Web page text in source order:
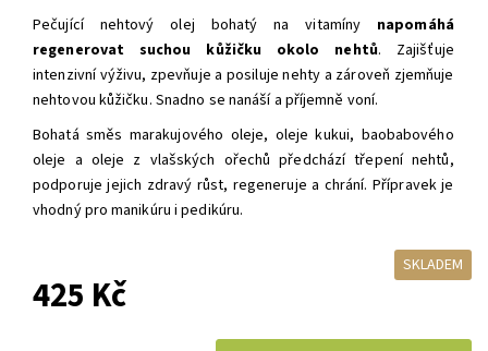
Pečující nehtový olej bohatý na vitamíny napomáhá
regenerovat suchou kůžičku okolo nehtů. Zajišťuje
intenzivní výživu, zpevňuje a posiluje nehty a zároveň zjemňuje
nehtovou kůžičku. Snadno se nanáší a příjemně voní.
Bohatá směs marakujového oleje, oleje kukui, baobabového
oleje a oleje z vlašských ořechů předchází třepení nehtů,
podporuje jejich zdravý růst, regeneruje a chrání.Přípravek je
vhodný pro manikúru i pedikúru.
SKLADEM
425 Kč